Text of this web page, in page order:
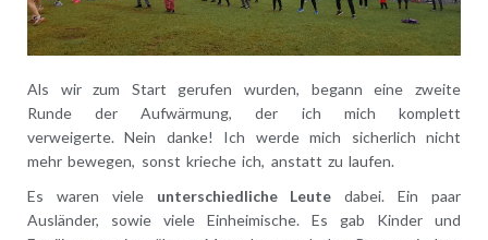
Als wir zum Start gerufen wurden, begann eine zweite
Runde der Aufwärmung, der ich mich komplett
verweigerte. Nein danke! Ich werde mich sicherlich nicht
mehr bewegen, sonst krieche ich, anstatt zu laufen.
Es waren viele unterschiedliche Leute dabei. Ein paar
Ausländer, sowie viele Einheimische. Es gab Kinder und